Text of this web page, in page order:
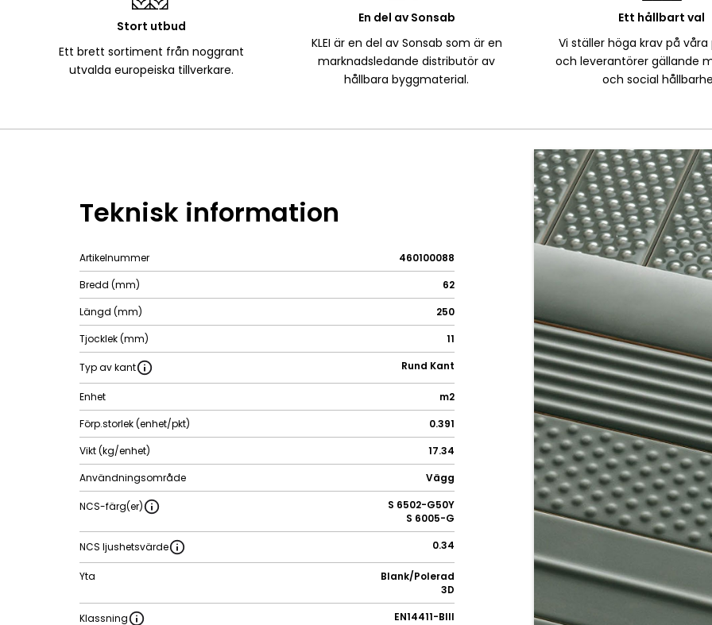
Stort utbud
Ett brett sortiment från noggrant
utvalda europeiska tillverkare.
En del av Sonsab
KLEI är en del av Sonsab som är en
marknadsledande distributör av
hållbara byggmaterial.
Ett hållbart val
Vi ställer höga krav på
och leverantörer gällande
och social
Teknisk information
Artikelnummer
460100088
Bredd (mm)
62
Längd (mm)
250
Tjocklek (mm)
11
Typ av kant Rund Kant
Enhet
m2
Förp.storlek (enhet/pkt)
0.391
Vikt (kg/enhet)
17.34
Användningsområde
Vägg
NCS-färg(er)
S 6502-G50Y
S 6005-G
NCS ljushetsvärde 0.34
Yta
Blank/Polerad
3D
Klassning EN14411-BIII